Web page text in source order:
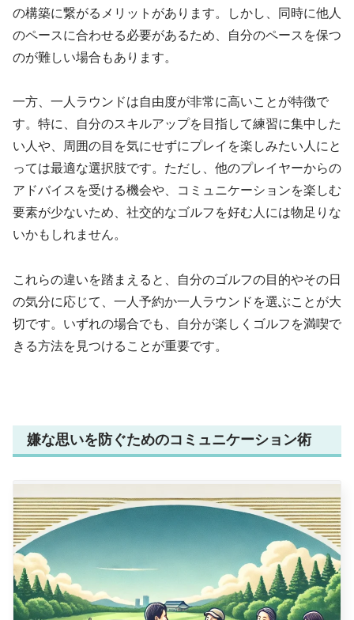
の構築に繋がるメリットがあります。しかし、同時に他人
のペースに合わせる必要があるため、自分のペースを保つ
のが難しい場合もあります。
一方、一人ラウンドは自由度が非常に高いことが特徴で
す。特に、自分のスキルアップを目指して練習に集中した
い人や、周囲の目を気にせずにプレイを楽しみたい人にと
っては最適な選択肢です。ただし、他のプレイヤーからの
アドバイスを受ける機会や、コミュニケーションを楽しむ
要素が少ないため、社交的なゴルフを好む人には物足りな
いかもしれません。
これらの違いを踏まえると、自分のゴルフの目的やその日
の気分に応じて、一人予約か一人ラウンドを選ぶことが大
切です。いずれの場合でも、自分が楽しくゴルフを満喫で
きる方法を見つけることが重要です。
嫌な思いを防ぐためのコミュニケーション術